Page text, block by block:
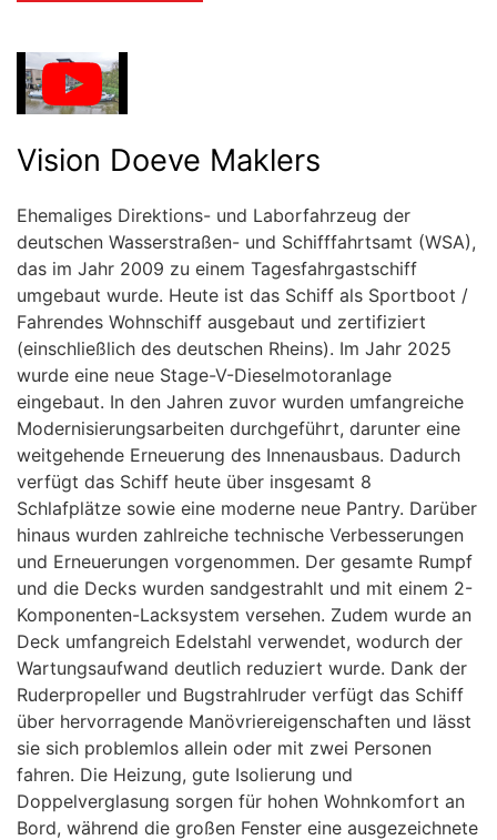
Vision Doeve Maklers
Ehemaliges Direktions- und Laborfahrzeug der
deutschen Wasserstraßen- und Schifffahrtsamt (WSA),
das im Jahr 2009 zu einem Tagesfahrgastschiff
umgebaut wurde. Heute ist das Schiff als Sportboot /
Fahrendes Wohnschiff ausgebaut und zertifiziert
(einschließlich des deutschen Rheins). Im Jahr 2025
wurde eine neue Stage-V-Dieselmotoranlage
eingebaut. In den Jahren zuvor wurden umfangreiche
Modernisierungsarbeiten durchgeführt, darunter eine
weitgehende Erneuerung des Innenausbaus. Dadurch
verfügt das Schiff heute über insgesamt 8
Schlafplätze sowie eine moderne neue Pantry. Darüber
hinaus wurden zahlreiche technische Verbesserungen
und Erneuerungen vorgenommen. Der gesamte Rumpf
und die Decks wurden sandgestrahlt und mit einem 2-
Komponenten-Lacksystem versehen. Zudem wurde an
Deck umfangreich Edelstahl verwendet, wodurch der
Wartungsaufwand deutlich reduziert wurde. Dank der
Ruderpropeller und Bugstrahlruder verfügt das Schiff
über hervorragende Manövriereigenschaften und lässt
sie sich problemlos allein oder mit zwei Personen
fahren. Die Heizung, gute Isolierung und
Doppelverglasung sorgen für hohen Wohnkomfort an
Bord, während die großen Fenster eine ausgezeichnete